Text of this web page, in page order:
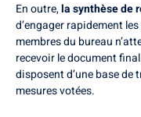
En outre,la synthèse de
d’engager rapidement
membres du bureau
recevoir le document
disposent d’une base
mesures votées.